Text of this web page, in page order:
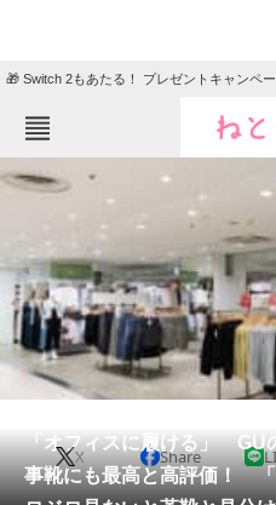
🎁 Switch 2もあたる！ プレゼントキャンペー
グルメ
住まい
会員記事
メディア
「オフィスに履ける」 GU
事靴にも最高と高評価！
X Share